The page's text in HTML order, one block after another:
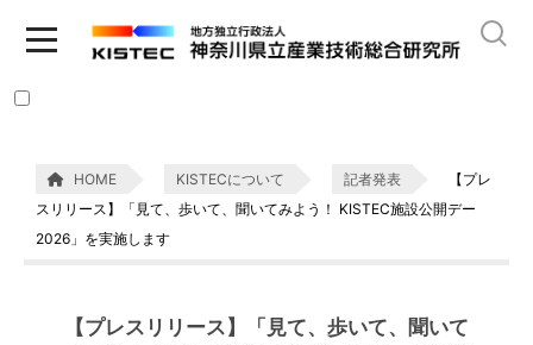
HOME KISTECについて 記者発表
【プレ
スリリース】「見て、歩いて、聞いてみよう！ KISTEC施設公開デー
2026」を実施します
【プレスリリース】「見て、歩いて、聞いて